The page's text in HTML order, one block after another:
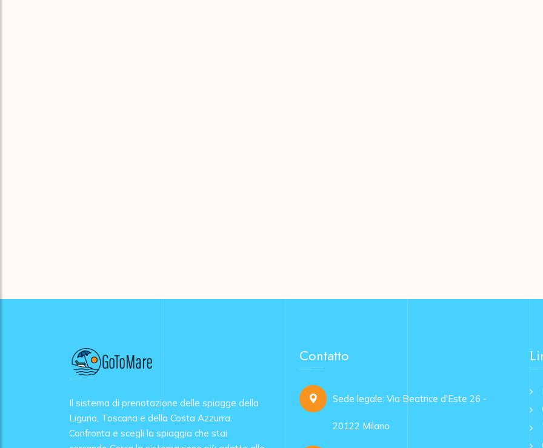
Il sistema di prenotazione delle spiagge della
Liguria, Toscana e della Costa Azzurra.
Confronta e scegli la spiaggia che stai
Contatto
Sede legale: Via Beatrice d'Este 26 -
20122 Milano